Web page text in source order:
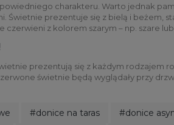
charakteru. Warto jednak
Świetnie prezentuje się z bielą i beżem,
z kolorem szarym – np. szare
prezentują się z każdym rodzajem
świetnie będą wyglądały przy
#donice na taras #donice